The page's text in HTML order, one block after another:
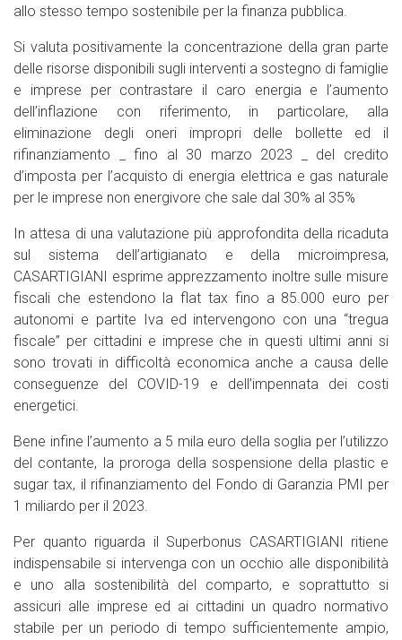
allo stesso tempo sostenibile per la finanza pubblica.
Si valuta positivamente la concentrazione della gran parte
delle risorse disponibili sugli interventi a sostegno di famiglie
e imprese per contrastare il caro energia e l’aumento
dell’inflazione con riferimento, in particolare, alla
eliminazione degli oneri impropri delle bollette ed il
rifinanziamento _ fino al 30 marzo 2023 _ del credito
d’imposta per l’acquisto di energia elettrica e gas naturale
per le imprese non energivore che sale dal 30% al 35%
In attesa di una valutazione più approfondita della ricaduta
sul sistema dell’artigianato e della microimpresa,
CASARTIGIANI esprime apprezzamento inoltre sulle misure
fiscali che estendono la flat tax fino a 85.000 euro per
autonomi e partite Iva ed intervengono con una “tregua
fiscale” per cittadini e imprese che in questi ultimi anni si
sono trovati in difficoltà economica anche a causa delle
conseguenze del COVID-19 e dell’impennata dei costi
energetici.
Bene infine l’aumento a 5 mila euro della soglia per l’utilizzo
del contante, la proroga della sospensione della plastic e
sugar tax, il rifinanziamento del Fondo di Garanzia PMI per
1 miliardo per il 2023.
Per quanto riguarda il Superbonus CASARTIGIANI ritiene
indispensabile si intervenga con un occhio alle disponibilità
e uno alla sostenibilità del comparto, e soprattutto si
assicuri alle imprese ed ai cittadini un quadro normativo
stabile per un periodo di tempo sufficientemente ampio,